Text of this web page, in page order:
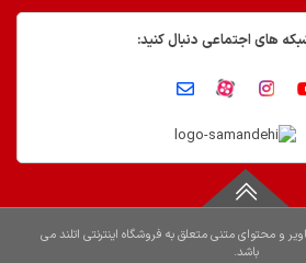
های اجتماعی دنبال کنید:
و محتوای متنی متعلق به فروشگاه اینترنتی اتلند می
باشد.